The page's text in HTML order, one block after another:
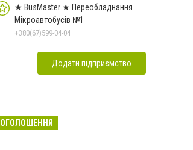
★ BusMaster ★ Переобладнання
Мікроавтобусів №1
+380(67)599-04-04
Додати підприємство
ОГОЛОШЕННЯ